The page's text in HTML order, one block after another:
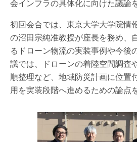
会インフラの具体化に向けた議論
初回会合では、東京大学大学院情
の沼田宗純准教授が座長を務め、
るドローン物流の実装事例や今後
議では、ドローンの着陸空間調査
順整理など、地域防災計画に位置
用を実装段階へ進めるための論点